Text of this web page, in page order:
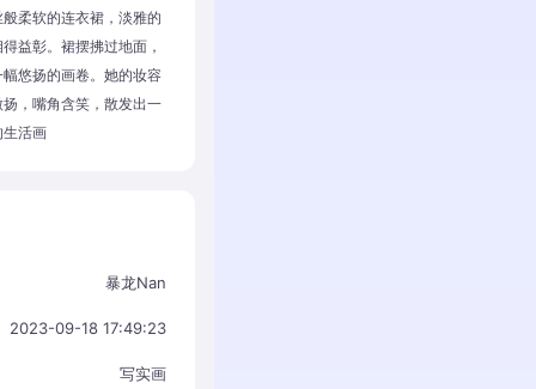
柔软的连衣裙，淡雅的
益彰。裙摆拂过地面，
悠扬的画卷。她的妆容
，嘴角含笑，散发出一
生活画
暴龙Nan
2023-09-18 17:49:23
写实画